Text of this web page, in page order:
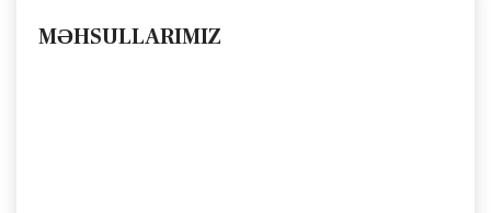
MƏHSULLARIMIZ